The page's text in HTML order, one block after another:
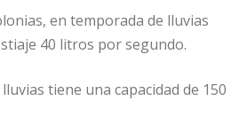
en temporada de lluvias
40 litros por segundo.
tiene una capacidad de 150